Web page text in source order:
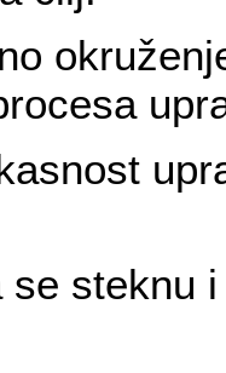
steknu